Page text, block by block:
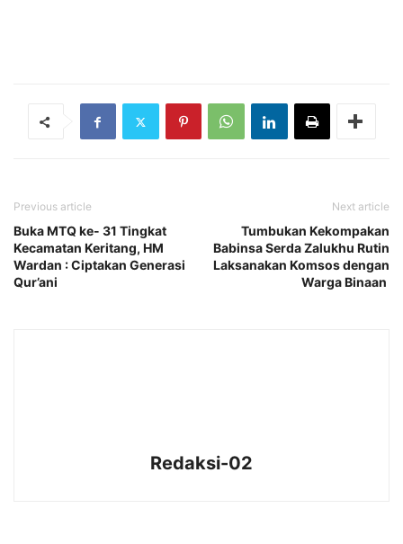
Previous article
Buka MTQ ke- 31 Tingkat
Kecamatan Keritang, HM
Wardan : Ciptakan Generasi
Qur’ani
Next article
Tumbukan Kekompakan
Babinsa Serda Zalukhu Rutin
Laksanakan Komsos dengan
Warga Binaan
Redaksi-02